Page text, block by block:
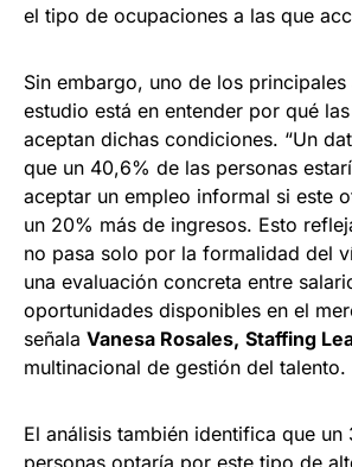
el tipo de ocupaciones a las que
Sin embargo, uno de los
estudio está en entender por qué
aceptan dichas condiciones. “Un
que un 40,6% de las personas
aceptar un empleo informal si este
un 20% más de ingresos. Esto
no pasa solo por la formalidad del
una evaluación concreta entre
oportunidades disponibles en el
señala Vanesa Rosales, Staffing
multinacional de gestión del talento.
El análisis también identifica que un
personas optaría por este tipo de